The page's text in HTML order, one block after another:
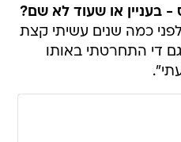
- בעניין או שעוד לא שם?
כמה שנים עשיתי קצת
די התחרטתי באותו